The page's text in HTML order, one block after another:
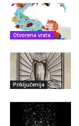
Otvorena vrata
Priključenija